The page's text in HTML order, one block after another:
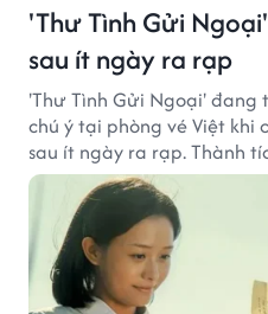
'Thư Tình Gửi
sau ít ngày ra rạp
'Thư Tình Gửi Ngoại'
chú ý tại phòng vé Việt khi
sau ít ngày ra rạp. Thành
kỳ vọng ban đầu và duy trì
tranh của nhiều tác phẩm